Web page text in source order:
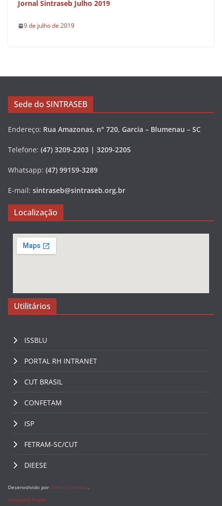
Jornal Sintraseb Julho 2019
9 de julho de 2019
Sede do SINTRASEB
Endereço: Rua Amazonas, n° 720, Garcia – Blumenau – SC
Telefone: (47) 3209-2203 | 3209-2205
Whatsapp: (47) 99159-3289
E-mail: sintraseb@sintraseb.org.br
Localização
Utilitários
ISSBLU
PORTAL RH INTRANET
CUT BRASIL
CONFETAM
ISP
FETRAM-SC/CUT
DIEESE
Desenvolvido por Direta Sistemas.
Designed by Freepik